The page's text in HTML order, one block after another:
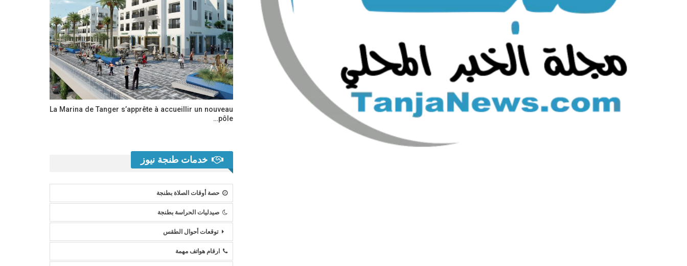
La Marina de Tanger s’apprête à accueillir un nouveau
pôle…
خدمات طنجة نيوز
حصة أوقات الصلاة بطنجة
صيدليات الحراسة بطنجة
توقعات أحوال الطقس
ارقام هواتف مهمة